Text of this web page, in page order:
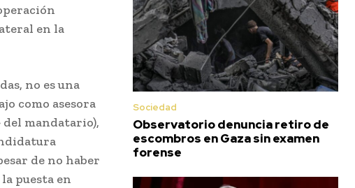
en la
no es una
como asesora
del mandatario),
de no haber
puesta en
Sociedad
Observatorio denuncia retiro de
escombros en Gaza sin examen
forense